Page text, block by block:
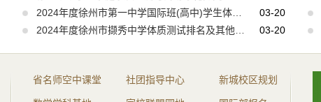
03-20
03-20
省名师空中课堂 社团指导中心 新城校区规划